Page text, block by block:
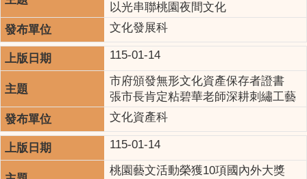
以光串聯桃園夜間文化
文化發展科
115-01-14
市府頒發無形文化資產保存者證書
張市長肯定粘碧華老師深耕刺繡工藝
文化資產科
115-01-14
桃園藝文活動榮獲10項國內外大獎